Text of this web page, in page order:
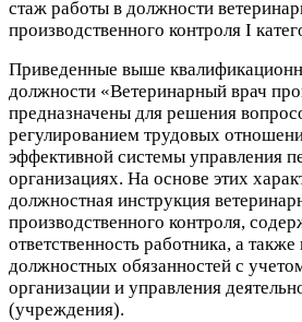
стаж работы в должности
производственного контроля I
Приведенные выше
должности «Ветеринарный врач
предназначены для решения
регулированием трудовых
эффективной системы управления
организациях. На основе этих
должностная инструкция
производственного контроля,
ответственность работника, а
должностных обязанностей с
организации и управления
(учреждения).